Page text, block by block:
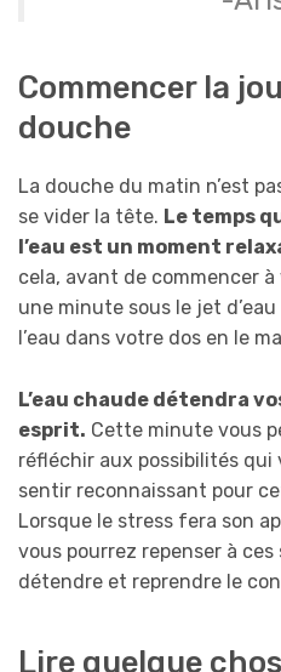
Commencer la
douche
La douche du matin n’est
se vider la tête. Le temps
l’eau est un moment
cela, avant de commencer
une minute sous le jet
l’eau dans votre dos en le
L’eau chaude détendra
esprit. Cette minute vous
réfléchir aux possibilités
sentir reconnaissant pour
Lorsque le stress fera son
vous pourrez repenser à
détendre et reprendre le
Lire quelque